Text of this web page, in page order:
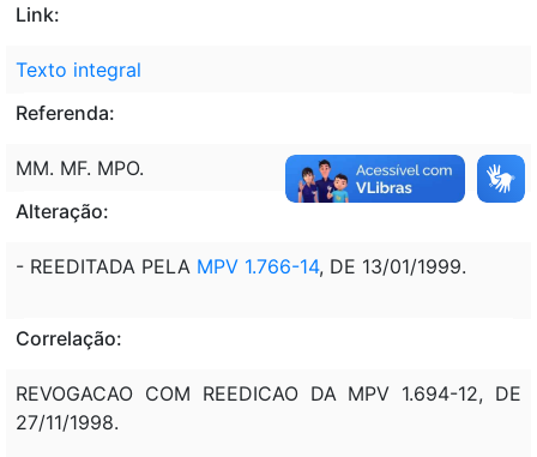
Link:
Texto integral
Referenda:
MM. MF. MPO.
Alteração:
- REEDITADA PELA MPV 1.766-14, DE 13/01/1999.
Correlação:
REVOGACAO COM REEDICAO DA MPV 1.694-12, DE
27/11/1998.